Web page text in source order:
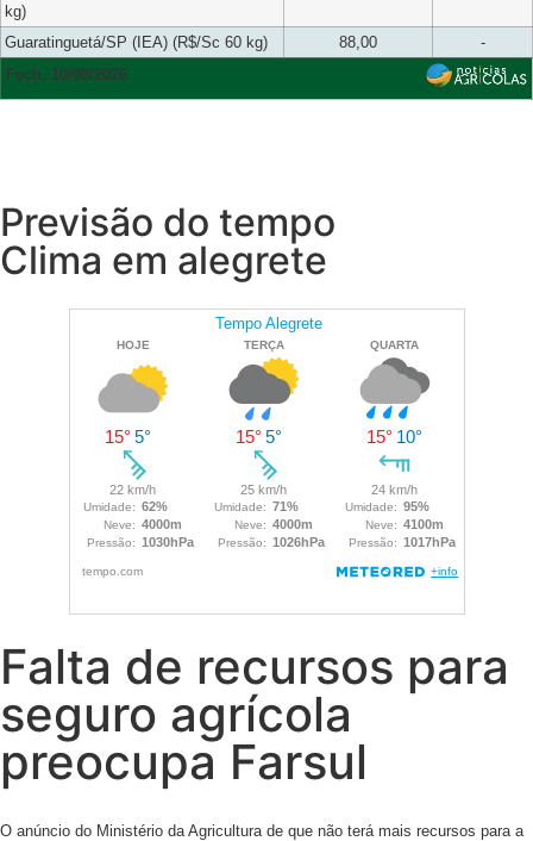
kg)
Guaratinguetá/SP (IEA) (R$/Sc 60 kg) 88,00
-
Fech. 10/08/2026
Previsão do tempo
Clima em alegrete
Falta de recursos para
seguro agrícola
preocupa Farsul
O anúncio do Ministério da Agricultura de que não terá mais recursos para a